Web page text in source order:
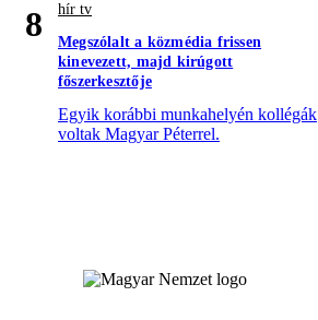
8
hír tv
Megszólalt a közmédia frissen
kinevezett, majd kirúgott
főszerkesztője
Egyik korábbi munkahelyén kollégák
voltak Magyar Péterrel.